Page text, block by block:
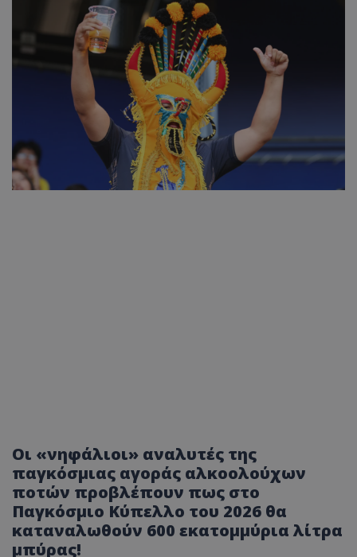
Οι «νηφάλιοι» αναλυτές της
παγκόσμιας αγοράς αλκοολούχων
ποτών προβλέπουν πως στο
Παγκόσμιο Κύπελλο του 2026 θα
καταναλωθούν 600 εκατομμύρια λίτρα
μπύρας!